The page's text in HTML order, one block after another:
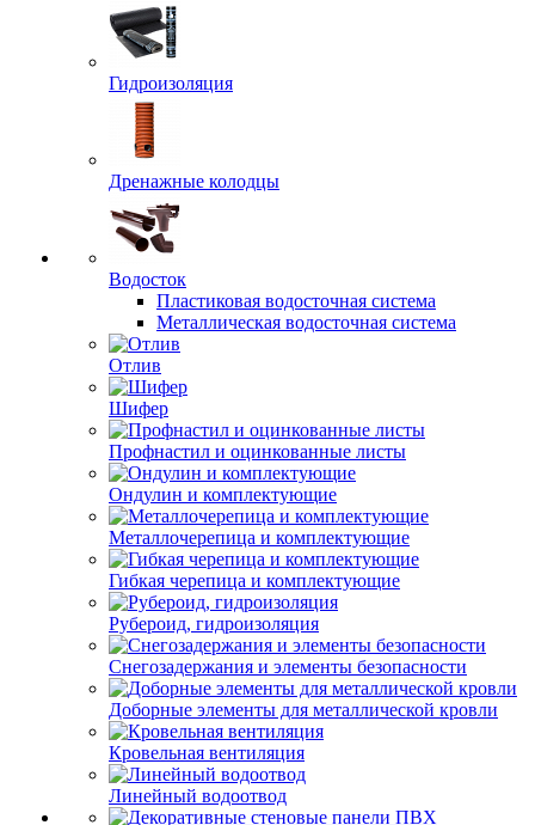
Гидроизоляция
Дренажные колодцы
Водосток
Пластиковая водосточная система
Металлическая водосточная система
Отлив
Шифер
Профнастил и оцинкованные листы
Ондулин и комплектующие
Металлочерепица и комплектующие
Гибкая черепица и комплектующие
Рубероид, гидроизоляция
Снегозадержания и элементы безопасности
Доборные элементы для металлической кровли
Кровельная вентиляция
Линейный водоотвод